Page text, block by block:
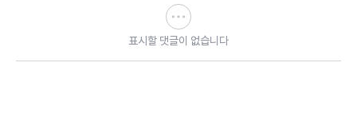
표시할 댓글이 없습니다